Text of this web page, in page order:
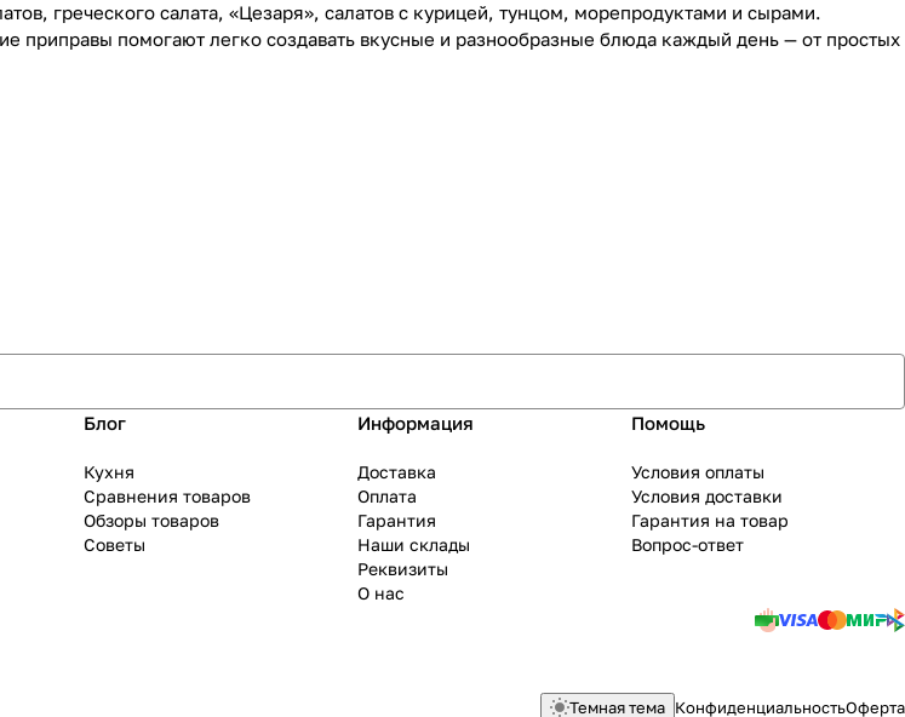
греческого салата, «Цезаря», салатов с курицей, тунцом, морепродуктами и сырами.
приправы помогают легко создавать вкусные и разнообразные блюда каждый день — от простых
Блог
Кухня
Сравнения товаров
Обзоры товаров
Советы
Информация
Доставка
Оплата
Гарантия
Наши склады
Реквизиты
О нас
Помощь
Условия оплаты
Условия доставки
Гарантия на товар
Вопрос-ответ
Темная тема КонфиденциальностьОферта